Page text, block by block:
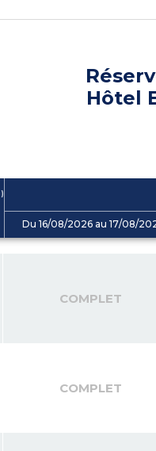
Hôtel
)
Du 16/08/2026 au 17/08/
COMPLET
COMPLET